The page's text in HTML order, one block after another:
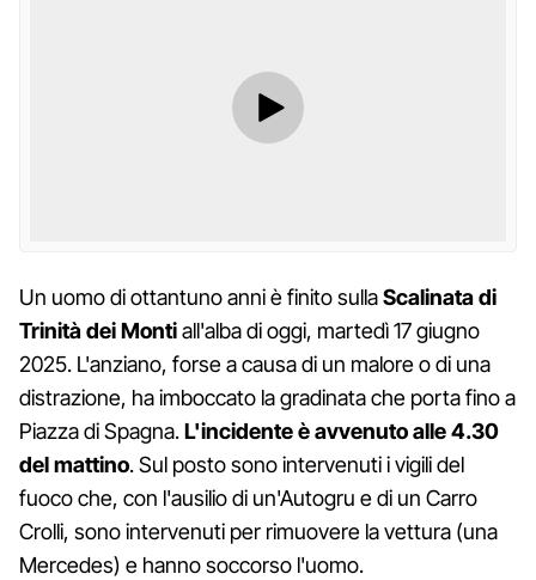
Un uomo di ottantuno anni è finito sullaScalinata di
Trinità dei Montiall'alba di oggi, martedì 17 giugno
2025. L'anziano, forse a causa di un malore o di una
distrazione, ha imboccato la gradinata che porta fino a
Piazza di Spagna.L'incidente è avvenuto alle 4.30
del mattino. Sul posto sono intervenuti i vigili del
fuoco che, con l'ausilio di un'Autogru e di un Carro
Crolli, sono intervenuti per rimuovere la vettura (una
Mercedes) e hanno soccorso l'uomo.